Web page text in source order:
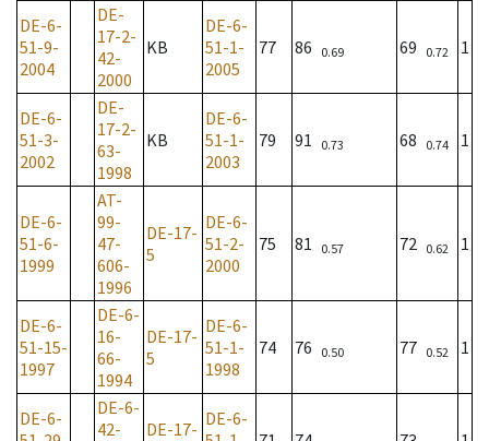
DE-6-
51-9-
2004
DE-
17-2-
42-
2000
KB
DE-6-
51-1-
2005
77 86 0.69 69 0.72 1
DE-6-
51-3-
2002
DE-
17-2-
63-
1998
KB
DE-6-
51-1-
2003
79 91 0.73 68 0.74 1
DE-6-
51-6-
1999
AT-
99-
47-
606-
1996
DE-17-
5
DE-6-
51-2-
2000
75 81 0.57 72 0.62 1
DE-6-
51-15-
1997
DE-6-
16-
66-
1994
DE-17-
5
DE-6-
51-1-
1998
74 76 0.50 77 0.52 1
DE-6-
DE-6-
42-
DE-17- DE-6-